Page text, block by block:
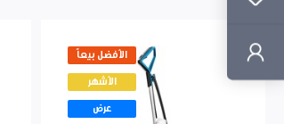
الأفضل بيعاً
الأشهر
عرض